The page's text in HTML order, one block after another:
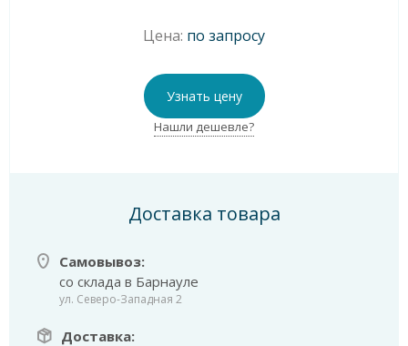
Цена: по запросу
Узнать цену
Нашли дешевле?
Доставка товара
Самовывоз:
со склада в Барнауле
ул. Северо-Западная 2
Доставка: